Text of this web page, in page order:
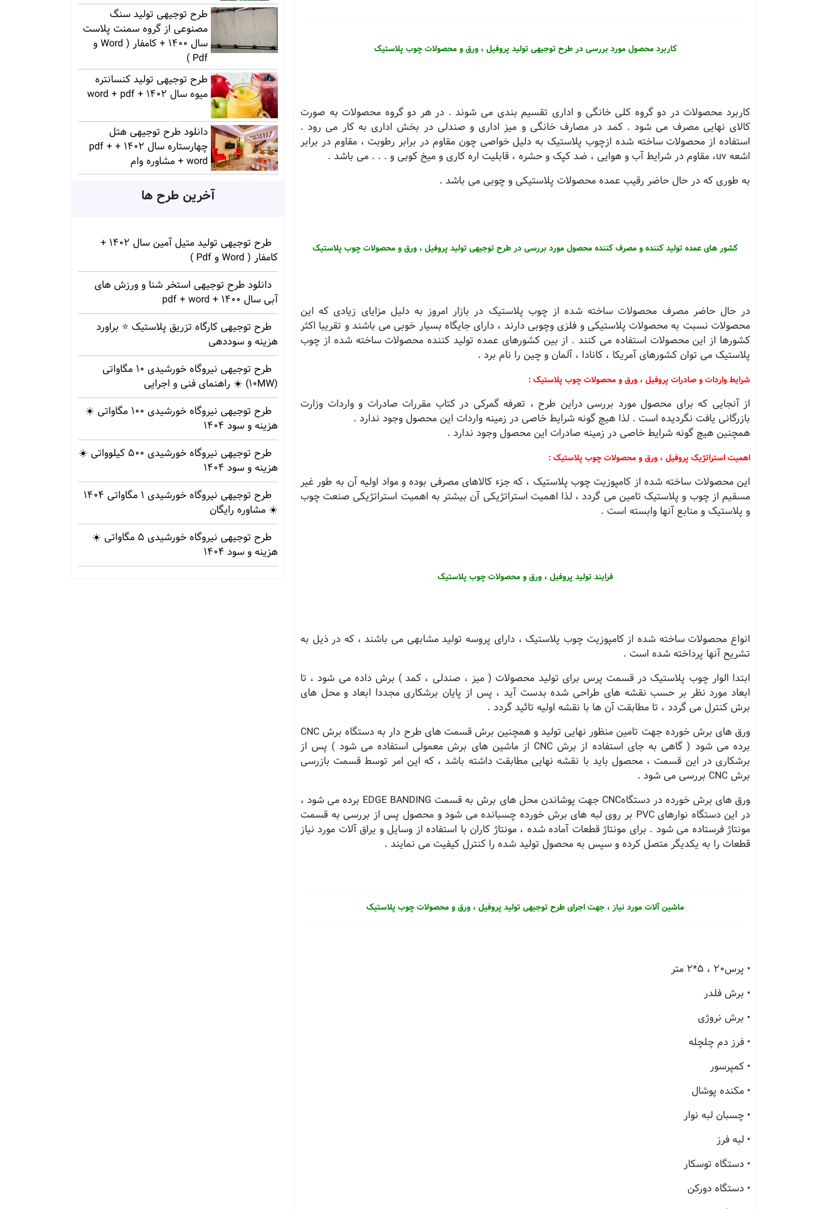
کاربرد محصول مورد بررسی در طرح توجیهی تولید پروفیل ، ورق و محصولات چوب پلاستیک
کاربرد محصولات در دو گروه کلی خانگی و اداری تقسیم بندی می شوند . در هر دو گروه محصولات به صورت
کالای نهایی مصرف می شود . کمد در مصارف خانگی و میز اداری و صندلی در بخش اداری به کار می رود .
استفاده از محصولات ساخته شده ازچوب پلاستیک به دلیل خواصی چون مقاوم در برابر رطوبت ، مقاوم در برابر
اشعه uv، مقاوم در شرایط آب و هوایی ، ضد کپک و حشره ، قابلیت اره کاری و میخ کوبی و . . . می باشد .
به طوری که در حال حاضر رقیب عمده محصولات پلاستیکی و چوبی می باشد .
کشور های عمده تولید کننده و مصرف کننده محصول مورد بررسی در طرح توجیهی تولید پروفیل ، ورق و محصولات چوب پلاستیک
در حال حاضر مصرف محصولات ساخته شده از چوب پلاستیک در بازار امروز به دلیل مزایای زیادی که این
محصولات نسبت به محصولات پلاستیکی و فلزی وچوبی دارند ، دارای جایگاه بسیار خوبی می باشند و تقریبا اکثر
کشورها از این محصولات استفاده می کنند . از بین کشورهای عمده تولید کننده محصولات ساخته شده از چوب
پلاستیک می توان کشورهای آمریکا ، کانادا ، آلمان و چین را نام برد .
شرایط واردات و صادرات پروفیل ، ورق و محصولات چوب پلاستیک :
از آنجایی که برای محصول مورد بررسی دراین طرح ، تعرفه گمرکی در کتاب مقررات صادرات و واردات وزارت
بازرگانی یافت نگردیده است . لذا هیچ گونه شرایط خاصی در زمینه واردات این محصول وجود ندارد .
همچنین هیچ گونه شرایط خاصی در زمینه صادرات این محصول وجود ندارد .
اهمیت استراتژیک پروفیل ، ورق و محصولات چوب پلاستیک :
این محصولات ساخته شده از کامپوزیت چوب پلاستیک ، که جزء کالاهای مصرفی بوده و مواد اولیه آن به طور غیر
مسقیم از چوب و پلاستیک تامین می گردد ، لذا اهمیت استراتژیکی آن بیشتر به اهمیت استراتژیکی صنعت چوب
و پلاستیک و منابع آنها وابسته است .
فرایند تولید پروفیل ، ورق و محصولات چوب پلاستیک
انواع محصولات ساخته شده از کامپوزیت چوب پلاستیک ، دارای پروسه تولید مشابهی می باشند ، که در ذیل به
تشریح آنها پرداخته شده است .
ابتدا الوار چوب پلاستیک در قسمت پرس برای تولید محصولات ( میز ، صندلی ، کمد ) برش داده می شود ، تا
ابعاد مورد نظر بر حسب نقشه های طراحی شده بدست آید ، پس از پایان برشکاری مجددا ابعاد و محل های
برش کنترل می گردد ، تا مطابقت آن ها با نقشه اولیه تائید گردد .
ورق های برش خورده جهت تامین منظور نهایی تولید و همچنین برش قسمت های طرح دار به دستگاه برش CNC
برده می شود ( گاهی به جای استفاده از برش CNC از ماشین های برش معمولی استفاده می شود ) پس از
برشکاری در این قسمت ، محصول باید با نقشه نهایی مطابقت داشته باشد ، که این امر توسط قسمت بازرسی
برش CNC بررسی می شود .
ورق های برش خورده در دستگاهCNC جهت پوشاندن محل های برش به قسمت EDGE BANDING برده می شود ،
در این دستگاه نوارهای PVC بر روی لبه های برش خورده چسبانده می شود و محصول پس از بررسی به قسمت
مونتاژ فرستاده می شود . برای مونتاژ قطعات آماده شده ، مونتاژ کاران با استفاده از وسایل و یراق آلات مورد نیاز
قطعات را به یکدیگر متصل کرده و سپس به محصول تولید شده را کنترل کیفیت می نمایند .
ماشین آلات مورد نیاز ، جهت اجرای طرح توجیهی تولید پروفیل ، ورق و محصولات چوب پلاستیک
• پرس20 ، 5*2 متر
• برش فلدر
• برش نروژی
• فرز دم چلچله
• کمپرسور
• مکنده پوشال
• چسبان لبه نوار
• لبه فرز
• دستگاه توسکار
• دستگاه دورکن
طرح توجیهی تولید سنگ
مصنوعی از گروه سمنت پلاست
سال 1400 + کامفار ( Word و
Pdf )
طرح توجیهی تولید کنسانتره
میوه سال 1402 + word + pdf
دانلود طرح توجیهی هتل
چهارستاره سال 1402 + pdf +
word + مشاوره وام
آخرین طرح ها
طرح توجیهی تولید متیل آمین سال 1402 +
کامفار ( Word و Pdf )
دانلود طرح توجیهی استخر شنا و ورزش های
آبی سال 1400 + pdf + word
طرح توجیهی کارگاه تزریق پلاستیک ⭐ براورد
هزینه و سوددهی
طرح توجیهی نیروگاه خورشیدی 10 مگاواتی
(10MW) ☀️ راهنمای فنی و اجرایی
طرح توجیهی نیروگاه خورشیدی 100 مگاواتی ☀️
هزینه‌ و سود 1404
طرح توجیهی نیروگاه خورشیدی 500 کیلوواتی ☀️
هزینه‌ و سود 1404
طرح توجیهی نیروگاه خورشیدی 1 مگاواتی 1404
☀️ مشاوره رایگان
طرح توجیهی نیروگاه خورشیدی 5 مگاواتی ☀️
هزینه‌ و سود 1404